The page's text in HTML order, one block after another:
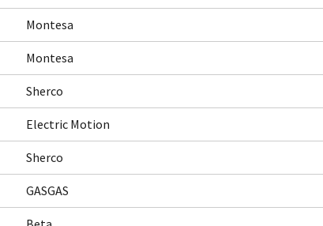
Montesa
Montesa
Sherco
Electric Motion
Sherco
GASGAS